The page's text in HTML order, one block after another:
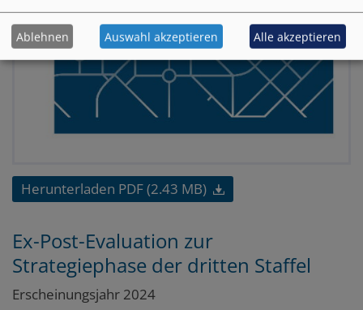
Herunterladen PDF (2.43 MB)
Ex-Post-Evaluation zur
Strategiephase der dritten Staffel
Erscheinungsjahr 2024
Ablehnen Auswahl akzeptieren Alle akzeptieren